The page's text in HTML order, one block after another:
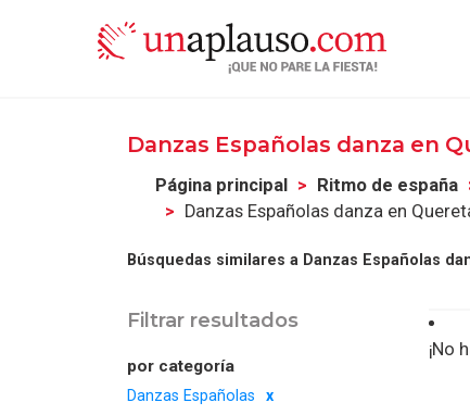
Danzas Españolas danza en
Página principal Ritmo de españa
Danzas Españolas danza en
Búsquedas similares a Danzas Españolas
Filtrar resultados
por categoría
Danzas Españolas
¡No